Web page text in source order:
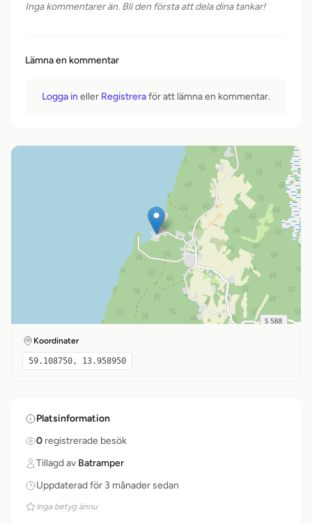
Inga kommentarer än. Bli den första att dela dina tankar!
Lämna en kommentar
Logga in eller Registreraför att lämna en kommentar.
Koordinater
59.108750, 13.958950
Platsinformation
0 registrerade besök
Tillagd av Batramper
Uppdaterad för 3 månader sedan
Inga betyg ännu